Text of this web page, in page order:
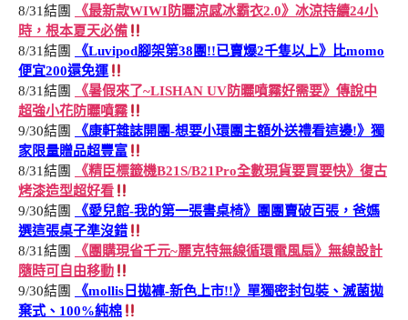
8/31結團
《最新款WIWI防曬涼感冰霸衣2.0》冰涼持續24小
時，根本夏天必備
8/31結團
《Luvipod腳架第38團!!已賣爆2千隻以上》比momo
便宜200還免運
8/31結團
《暑假來了~LISHAN UV防曬噴霧好需要》傳說中
超強小花防曬噴霧
9/30結團
《康軒雜誌開團-想要小環團主額外送禮看這邊!》獨
家限量贈品超豐富
8/31結團
《精臣標籤機B21S/B21Pro全數現貨要買要快》復古
烤漆造型超好看
9/30結團
《愛兒館-我的第一張書桌椅》團團賣破百張，爸媽
選這張桌子準沒錯
8/31結團
《團購現省千元~麗克特無線循環電風扇》無線設計
隨時可自由移動
9/30結團
《mollis日拋褲-新色上市!!》單獨密封包裝、滅菌拋
棄式、100%純棉